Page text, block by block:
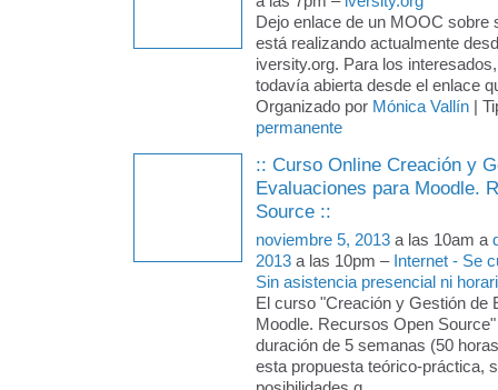
Dejo enlace de un MOOC sobre
está realizando actualmente
iversity.org. Para los
todavía abierta desde el enlace
Organizado por Mónica Vallín |
permanente
:: Curso Online Creación y
Evaluaciones para Moodle.
Source ::
noviembre 5, 2013 a las 10am a
2013 a las 10pm – Internet - Se
Sin asistencia presencial ni
El curso "Creación y Gestión de
Moodle. Recursos Open
duración de 5 semanas (50
esta propuesta teórico-práctica,